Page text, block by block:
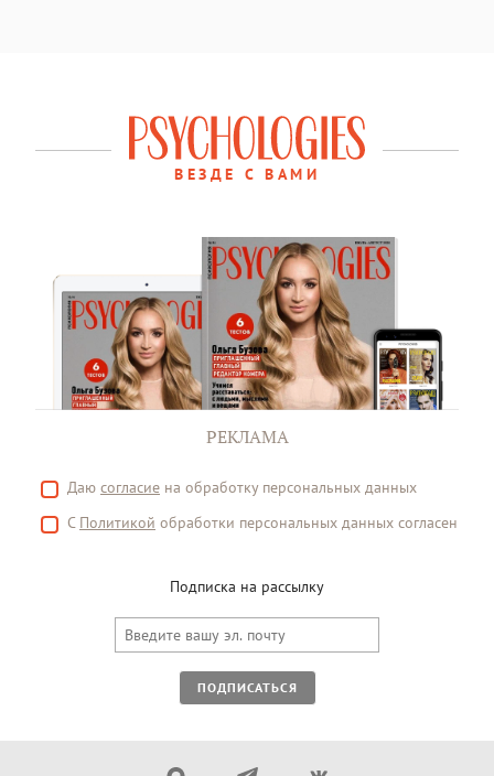
ВЕЗДЕ С ВАМИ
РЕКЛАМА
Даю согласие на обработку персональных данных
С Политикой обработки персональных данных согласен
Подписка на рассылку
ПОДПИСАТЬСЯ